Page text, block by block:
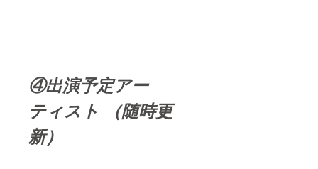
④出演予定アー
ティスト （随時更
新）